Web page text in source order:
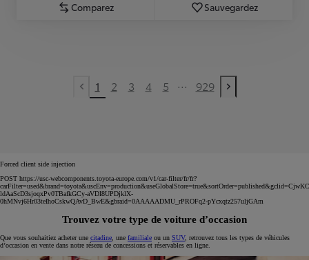
Comparez Sauvegardez
Previous page
1 2 3 4 5 ... 929
Next page
Forced client side injection
POST https://usc-webcomponents.toyota-europe.com/v1/car-filter/fr/fr?
ldAaScD3sjoqxPv0TBafkGCy-aVDI8UPDjklX-
0hMNvj6Hr03teIhoCskwQAvD_BwE&gbraid=0AAAAADMU_rPROFq2-pYcxqtz257uljGAm
Trouvez votre type de voiture d’occasion
Que vous souhaitiez acheter une citadine , une familiale ou un SUV, retrouvez tous les types de véhicules
d’occasion en vente dans notre réseau de concessions et réservables en ligne.